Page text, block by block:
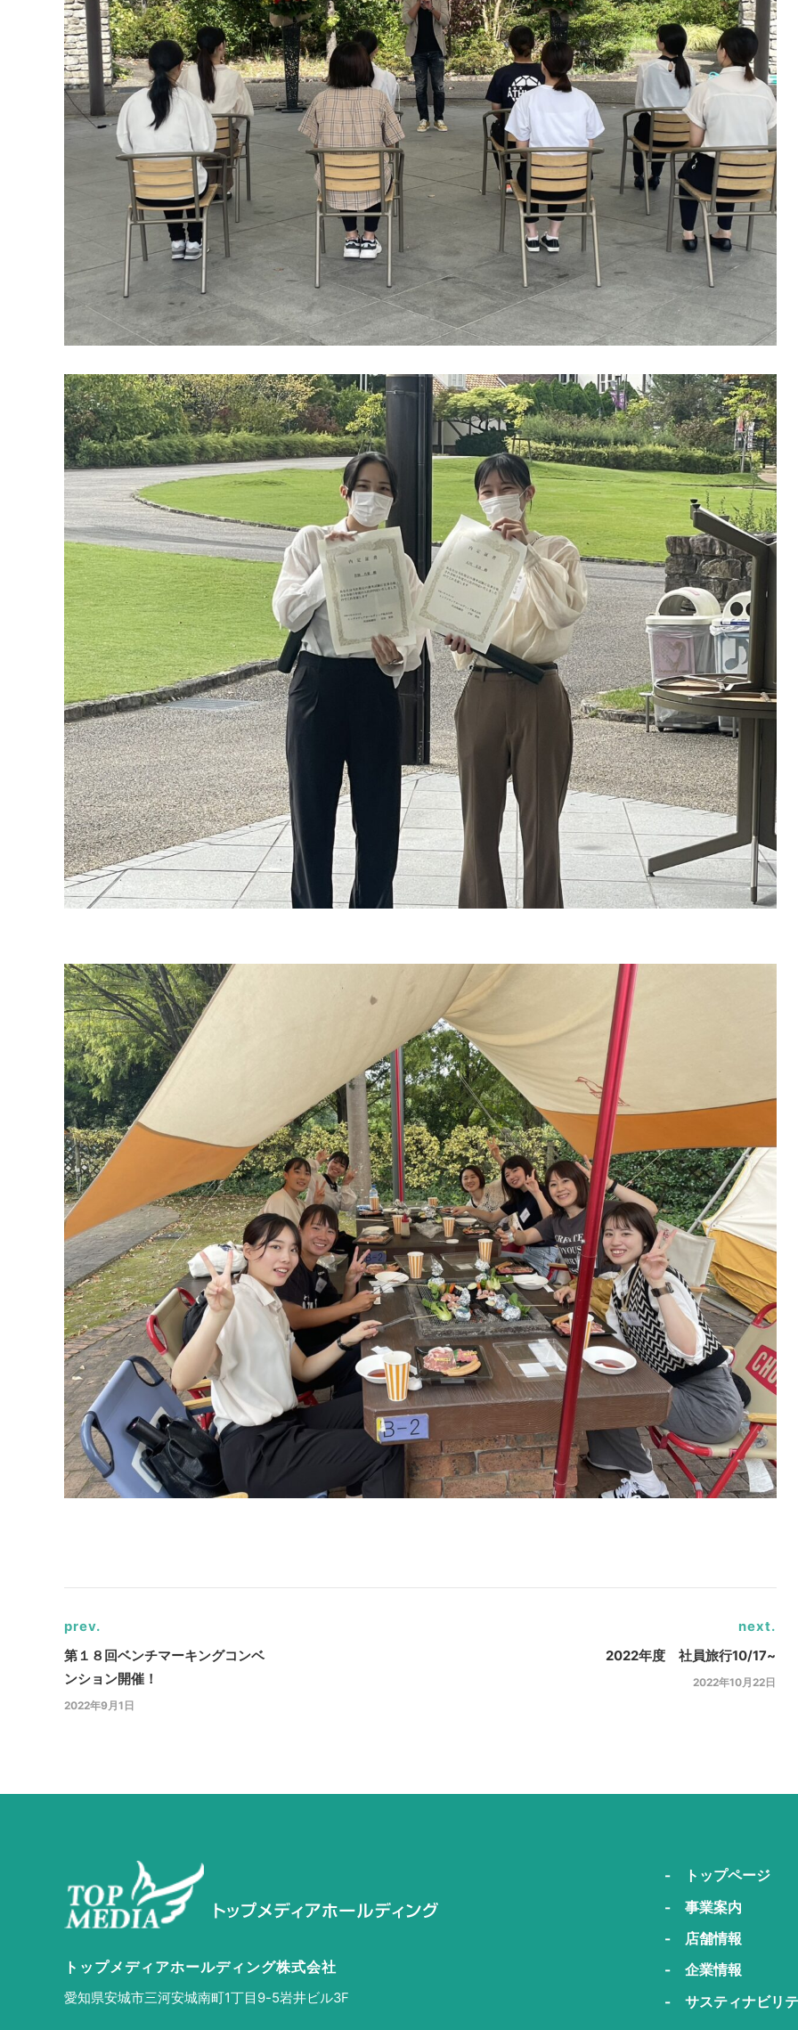
prev.
第１８回ベンチマーキングコンベ
ンション開催！
2022年9月1日
next.
2022年度 社員旅行10/17~
2022年10月22日
トップメディアホールディング株式会社
愛知県安城市三河安城南町1丁目9-5岩井ビル3F
- トップページ
- 事業案内
- 店舗情報
- 企業情報
- サスティナビリ